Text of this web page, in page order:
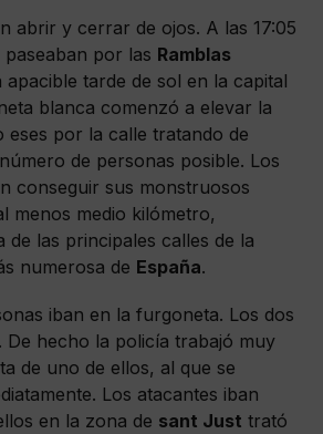
abrir y cerrar de ojos. A las 17:05
por las Ramblas
tarde de sol en la capital
blanca comenzó a elevar la
eses por la calle tratando de
de personas posible. Los
conseguir sus monstruosos
menos medio kilómetro,
las principales calles de la
numerosa de España.
iban en la furgoneta. Los dos
De hecho la policía trabajó muy
de uno de ellos, al que se
Los atacantes iban
en la zona de sant Just trató